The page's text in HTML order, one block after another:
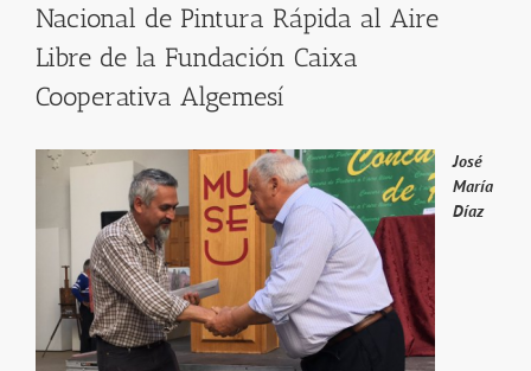
Nacional de Pintura Rápida al Aire
Libre de la Fundación Caixa
Cooperativa Algemesí
José
María
Díaz